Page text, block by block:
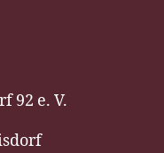
92 e. V.